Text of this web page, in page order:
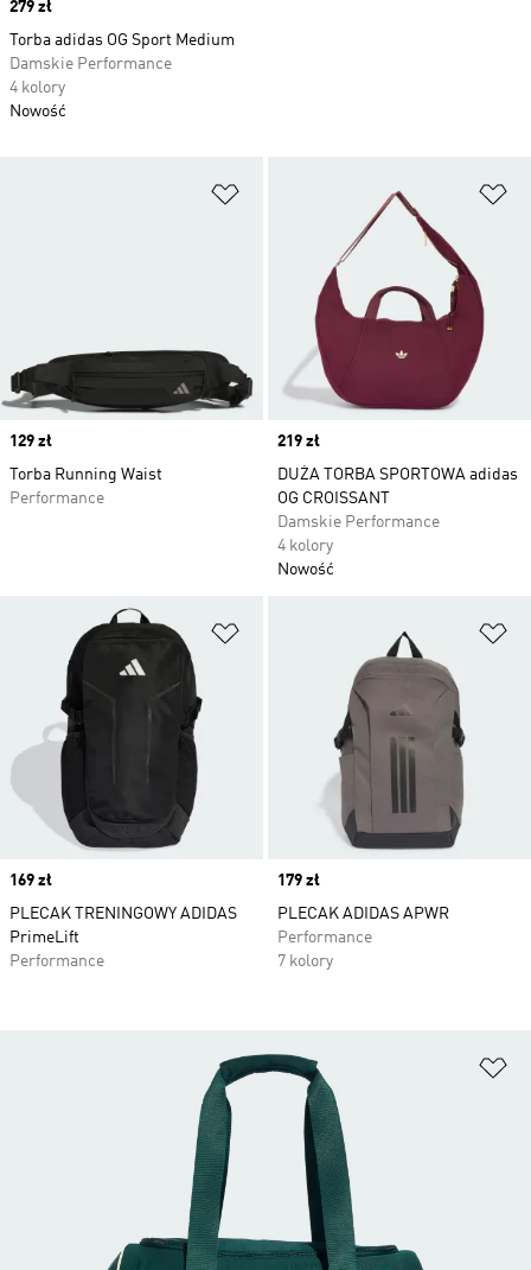
Dodaj do listy życzeń
Price
129 zł
Torba Running Waist
Performance
Price
219 zł
DUŻA TORBA SPORTOWA adidas
OG CROISSANT
Damskie Performance
4 kolory
Nowość
Dodaj do listy życzeń
Price
169 zł
PLECAK TRENINGOWY ADIDAS
PrimeLift
Performance
Price
179 zł
PLECAK ADIDAS APWR
Performance
7 kolory
Price
279 zł
Torba adidas OG Sport Medium
Damskie Performance
4 kolory
Nowość